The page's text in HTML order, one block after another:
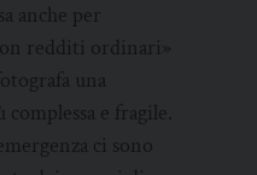
anche per
redditi ordinari»
una
e fragile.
ci sono